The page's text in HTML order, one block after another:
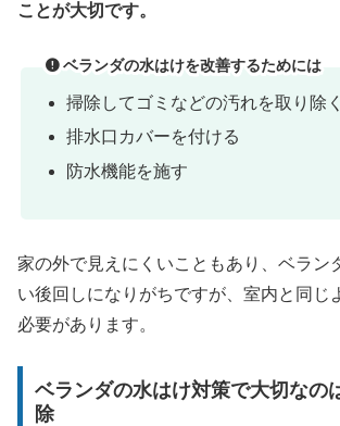
ことが大切です。
ベランダの水はけを改善するためには
掃除してゴミなどの汚れを取り除く
排水口カバーを付ける
防水機能を施す
家の外で見えにくいこともあり、ベラン
い後回しになりがちですが、室内と同じ
必要があります。
ベランダの水はけ対策で大切なの
除